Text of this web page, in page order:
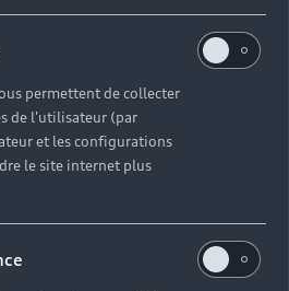
permettent de collecter
de l'utilisateur (par
et les configurations
le site internet plus